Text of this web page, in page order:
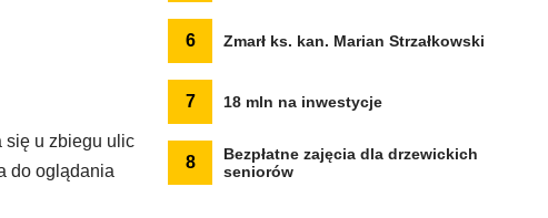
się u zbiegu ulic
do oglądania
6 Zmarł ks. kan. Marian Strzałkowski
7 18 mln na inwestycje
8
Bezpłatne zajęcia dla drzewickich
seniorów